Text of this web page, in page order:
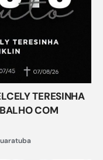
TERESINHA
COM